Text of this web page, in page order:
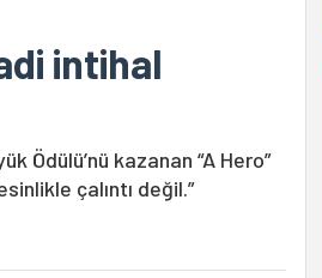
intihal
Ödülü’nü kazanan “A Hero”
çalıntı değil.”